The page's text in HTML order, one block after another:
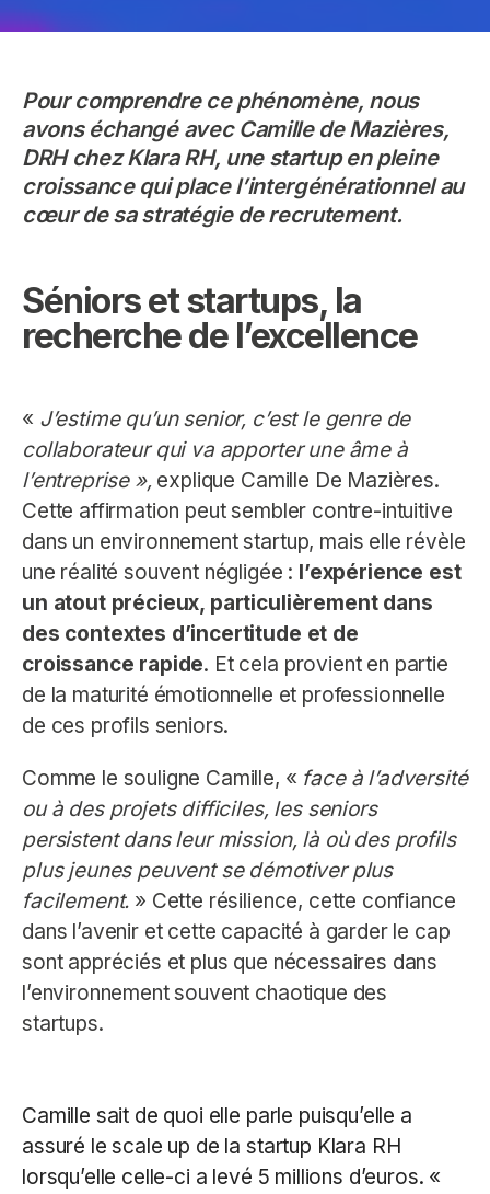
Pour comprendre ce phénomène, nous
avons échangé avec Camille de Mazières,
DRH chez Klara RH, une startup en pleine
croissance qui place l’intergénérationnel au
cœur de sa stratégie de recrutement.
Séniors et startups, la
recherche de l’excellence
« J’estime qu’un senior, c’est le genre de
collaborateur qui va apporter une âme à
l’entreprise »,explique Camille De Mazières.
Cette affirmation peut sembler contre-intuitive
dans un environnement startup, mais elle révèle
une réalité souvent négligée : l’expérience est
un atout précieux, particulièrement dans
des contextes d’incertitude et de
croissance rapide. Et cela provient en partie
de la maturité émotionnelle et professionnelle
de ces profils seniors.
Comme le souligne Camille, « face à l’adversité
ou à des projets difficiles, les seniors
persistent dans leur mission, là où des profils
plus jeunes peuvent se démotiver plus
facilement. » Cette résilience, cette confiance
dans l’avenir et cette capacité à garder le cap
sont appréciés et plus que nécessaires dans
l’environnement souvent chaotique des
startups.
Camille sait de quoi elle parle puisqu’elle a
assuré le scale up de la startup Klara RH
lorsqu’elle celle-ci a levé 5 millions d’euros. «